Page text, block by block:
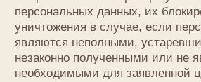
фамилия, имя, отчество
номера телефонов
Правовые основания
Федеральный закон «Об информации,
информационных технологиях и о защите
информации» от 27.07.2006 N 149-ФЗ
Виды обработки персональных данных